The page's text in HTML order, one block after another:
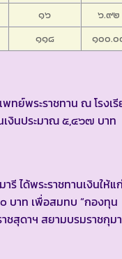
๑๖
๖.๙๒
๑๑๘ ๑๐๐.๐
ทย์พระราชทาน ณ โรงเ
เงินประมาณ ๕,๔๖๗ บาท
รี ได้พระราชทานเงินให้แ
บาท เพื่อสมทบ “กองทุน
ชสุดาฯ สยามบรมราชกุม